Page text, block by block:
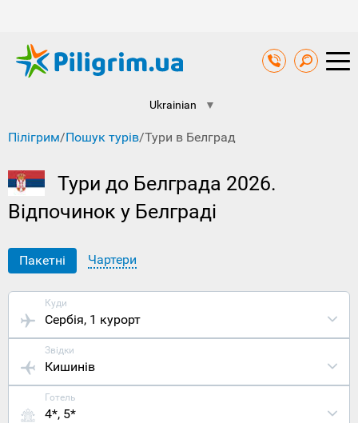
Ukrainian ▼
Пілігрим/Пошук турів/Тури в Белград
Тури до Белграда 2026.
Відпочинок у Белграді
Пакетні Чартери
Куди
Сербія, 1 курорт
Звідки
Кишинів
Готель
4*, 5*